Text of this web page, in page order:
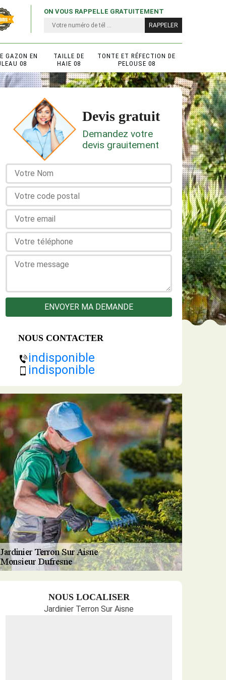
ON VOUS RAPPELLE GRATUITEMENT
GAZON EN
08
TAILLE DE
HAIE 08
TONTE ET RÉFECTION DE
PELOUSE 08
Devis gratuit
Demandez votre
devis grauitement
NOUS CONTACTER
indisponible
indisponible
NOUS LOCALISER
Jardinier Terron Sur Aisne